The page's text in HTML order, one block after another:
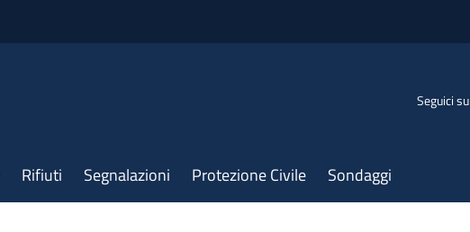
Seguici su
Rifiuti Segnalazioni Protezione Civile Sondaggi